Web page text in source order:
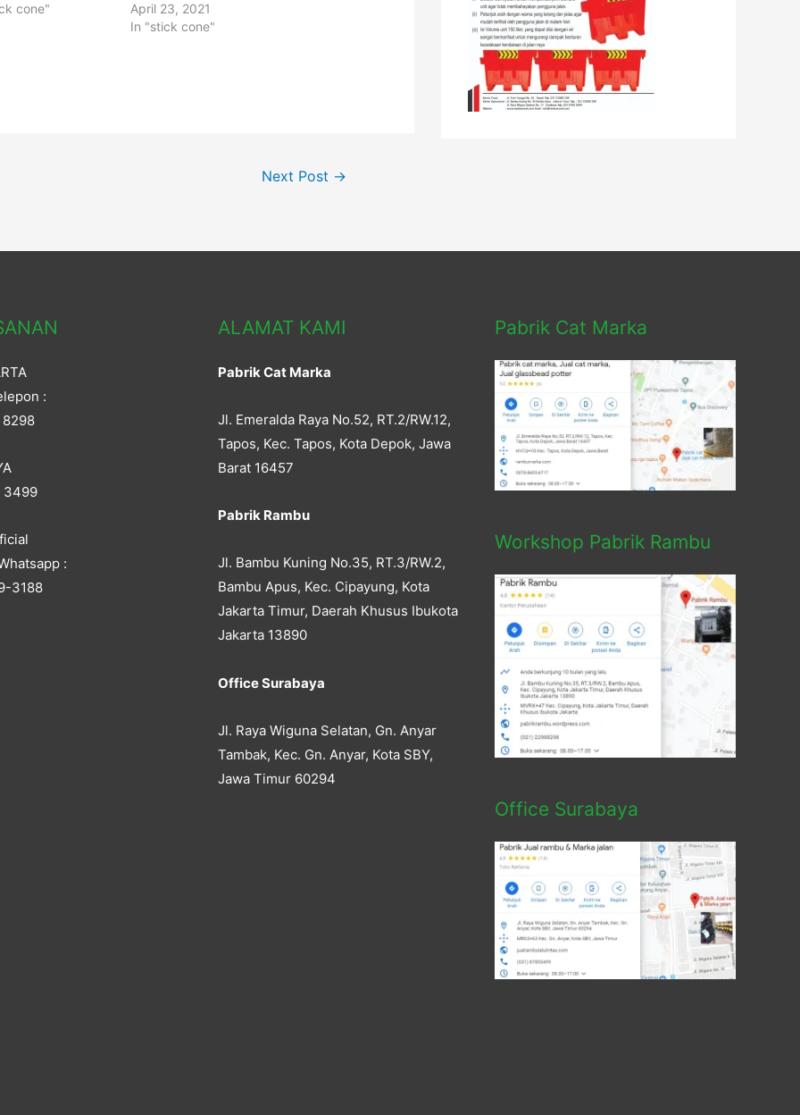
cone"
April 23, 2021
In "stick cone"
Next Post →
:
8298
3499
:
3188
ALAMAT KAMI
Pabrik Cat Marka
Jl. Emeralda Raya No.52, RT.2/RW.12,
Tapos, Kec. Tapos, Kota Depok, Jawa
Barat 16457
Pabrik Rambu
Jl. Bambu Kuning No.35, RT.3/RW.2,
Bambu Apus, Kec. Cipayung, Kota
Jakarta Timur, Daerah Khusus Ibukota
Jakarta 13890
Office Surabaya
Jl. Raya Wiguna Selatan, Gn. Anyar
Tambak, Kec. Gn. Anyar, Kota SBY,
Jawa Timur 60294
Pabrik Cat Marka
Workshop Pabrik Rambu
Office Surabaya